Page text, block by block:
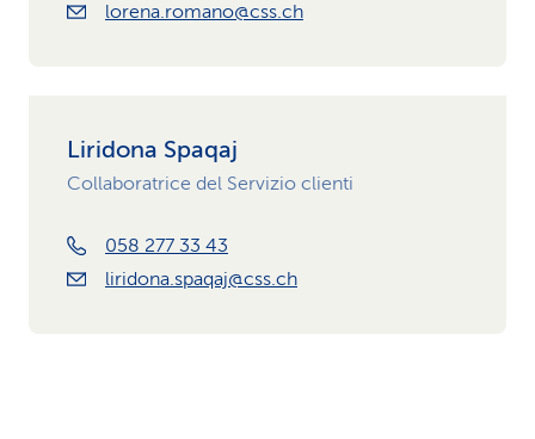
lorena.romano@css.ch
Liridona Spaqaj
Collaboratrice del Servizio clienti
058 277 33 43
liridona.spaqaj@css.ch